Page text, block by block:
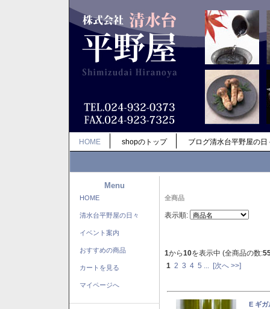
HOME shopのトップ ブログ清水台平野屋の日
Menu
HOME
清水台平野屋の日々
イベント案内
おすすめの商品
カートを見る
マイページへ
全商品
表示順:
1から10を表示中 (全商品の数:
1 2 3 4 5 [次へ >>]
E ギ